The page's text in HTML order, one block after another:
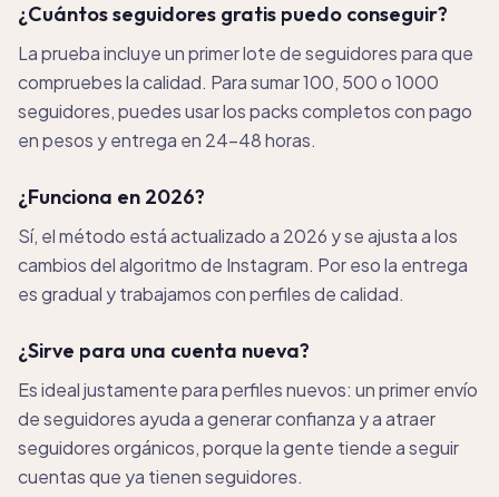
¿Cuántos seguidores gratis puedo conseguir?
La prueba incluye un primer lote de seguidores para que
compruebes la calidad. Para sumar 100, 500 o 1000
seguidores, puedes usar los packs completos con pago
en pesos y entrega en 24-48 horas.
¿Funciona en 2026?
Sí, el método está actualizado a 2026 y se ajusta a los
cambios del algoritmo de Instagram. Por eso la entrega
es gradual y trabajamos con perfiles de calidad.
¿Sirve para una cuenta nueva?
Es ideal justamente para perfiles nuevos: un primer envío
de seguidores ayuda a generar confianza y a atraer
seguidores orgánicos, porque la gente tiende a seguir
cuentas que ya tienen seguidores.